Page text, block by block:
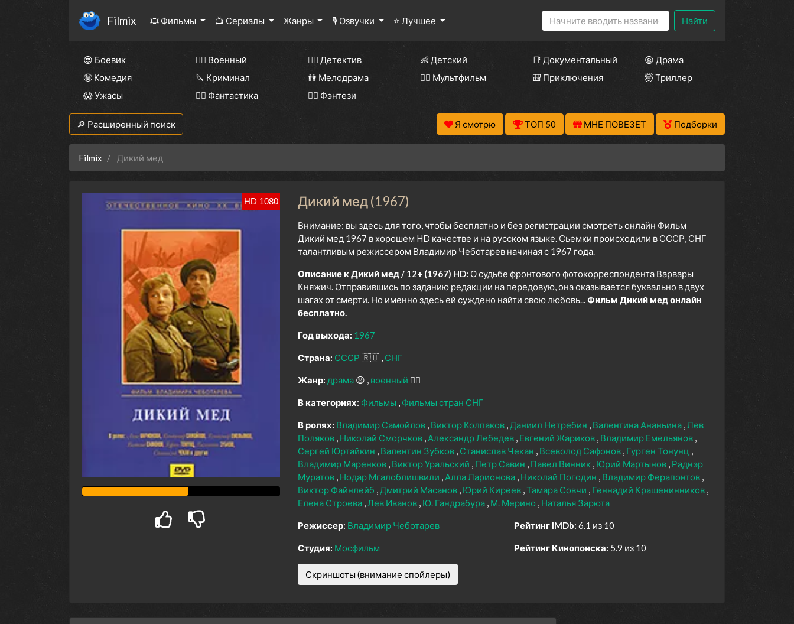
Filmix 🎞 Фильмы 📺 Сериалы Жанры 🎙 Озвучки ⭐ Лучшее Найти
😎 Боевик 👨‍✈️ Военный 🕵️‍♂️ Детектив 👶 Детский 📑 Документальный
😫 Драма
🤪 Комедия
🔪 Криминал 👫 Мелодрама 🧚‍♀️ Мультфильм 🎒 Приключения
🤯 Триллер
😱 Ужасы
🧙‍♀️ Фантастика 🧝‍♂️ Фэнтези
🔎 Расширенный поиск Я смотрю ТОП 50 МНЕ ПОВЕЗЕТ Подборки
Filmix Дикий мед
HD 1080 Дикий мед (1967)
Внимание: вы здесь для того, чтобы бесплатно и без регистрации смотреть онлайн Фильм
Дикий мед 1967 в хорошем HD качестве и на русском языке. Сьемки происходили в СССР, СНГ
талантливым режиссером Владимир Чеботарев начиная с 1967 года.
Описание к Дикий мед / 12+ (1967) HD: О судьбе фронтового фотокорреспондента Варвары
Княжич. Отправившись по заданию редакции на передовую, она оказывается буквально в двух
шагах от смерти. Но именно здесь ей суждено найти свою любовь...Фильм Дикий мед онлайн
бесплатно.
Год выхода: 1967
Страна: СССР 🇷🇺 СНГ
Жанр: драма 😫 военный 👨‍✈️
В категориях: Фильмы Фильмы стран СНГ
В ролях: Владимир Самойлов Виктор Колпаков Даниил Нетребин Валентина Ананьина Лев
Поляков Николай Сморчков Александр Лебедев Евгений Жариков Владимир Емельянов
Сергей Юртайкин
Валентин Зубков Станислав Чекан Всеволод Сафонов Гурген Тонунц
Владимир Маренков Виктор Уральский Петр Савин Павел Винник Юрий Мартынов Раднэр
Муратов Нодар Мгалоблишвили Алла Ларионова Николай Погодин
Владимир Ферапонтов
Виктор Файнлейб
Дмитрий Масанов Юрий Киреев Тамара Совчи
Геннадий Крашенинников
Елена Строева Лев Иванов Ю. Гандрабура М. Мерино Наталья Зарюта
Режиссер: Владимир Чеботарев
Студия: Мосфильм
Рейтинг IMDb: 6.1 из 10
Рейтинг Кинопоиска: 5.9 из 10
Скриншоты (внимание спойлеры)